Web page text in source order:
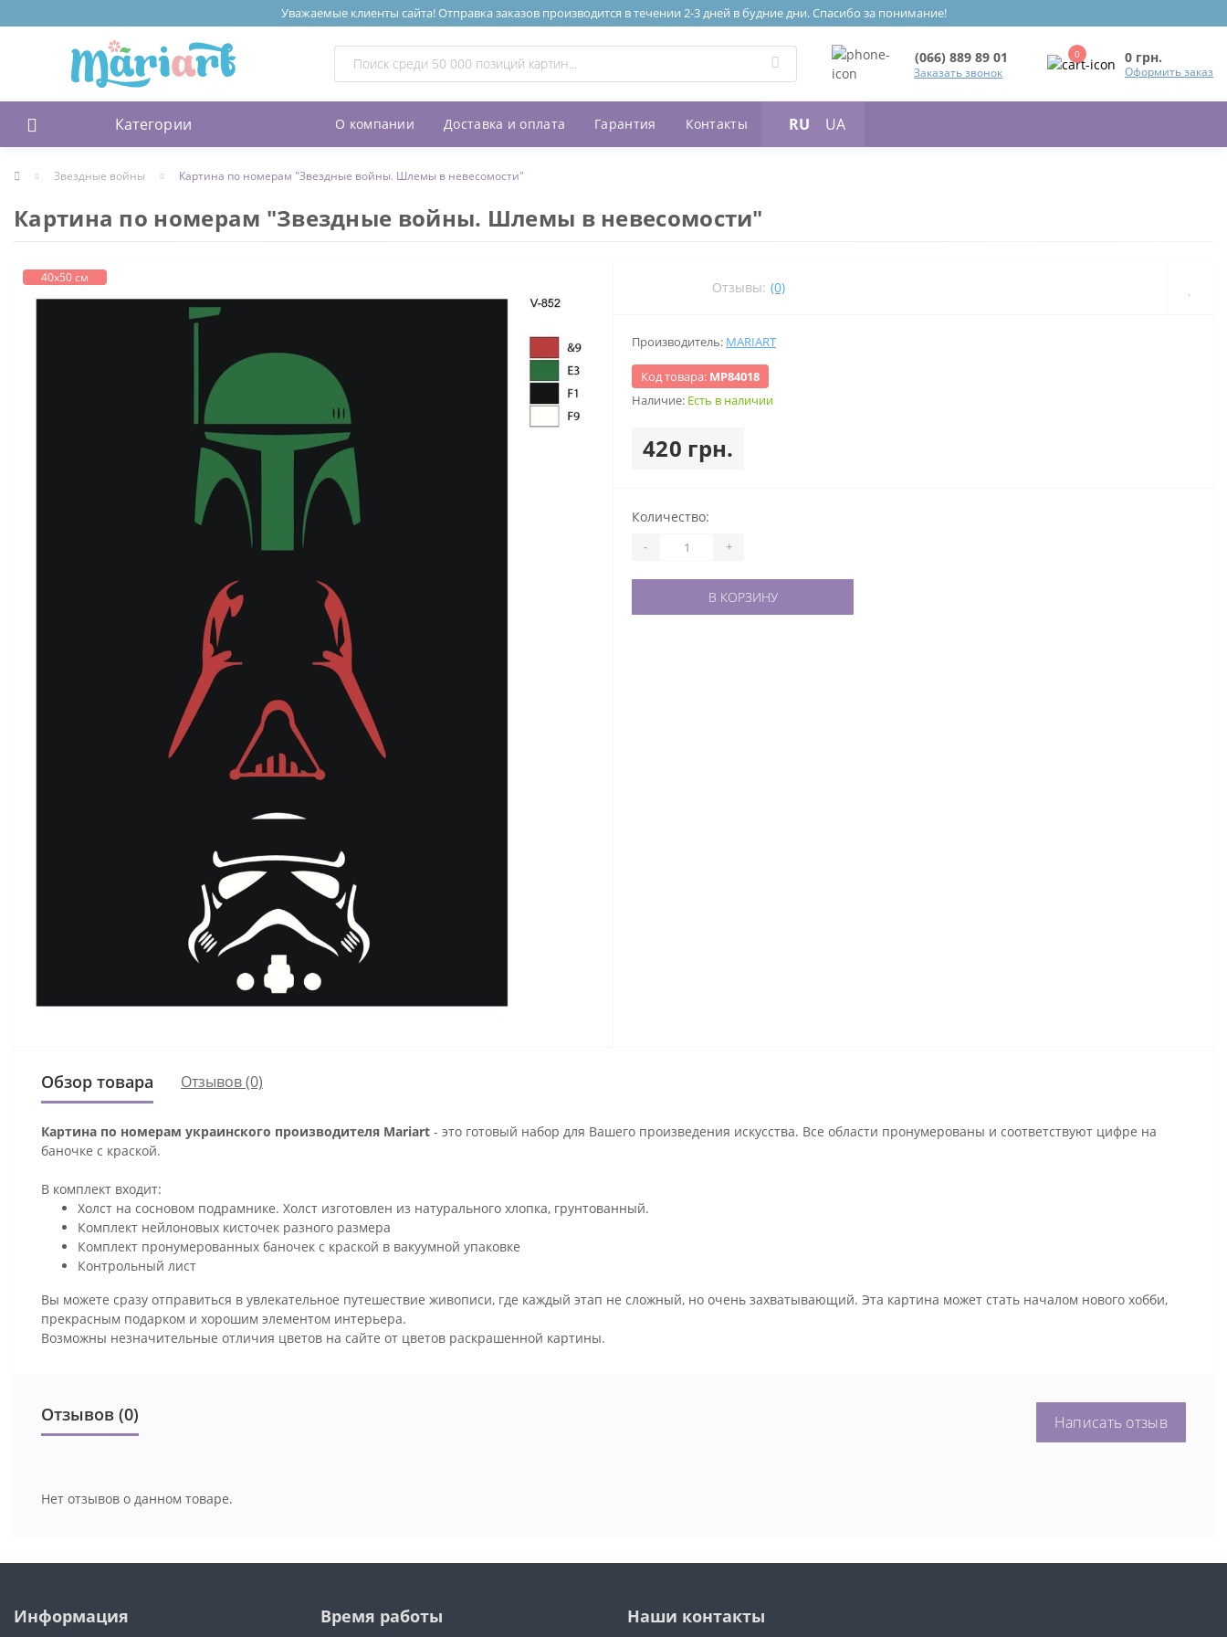
Уважаемые клиенты сайта! Отправка заказов производится в течении 2-3 дней в будние дни. Спасибо за понимание!
(066) 889 89 01
Заказать звонок
0 0 грн.
Оформить заказ
Категории О компании Доставка и оплата Гарантия Контакты RU UA
Звездные войны Картина по номерам "Звездные войны. Шлемы в невесомости"
Картина по номерам "Звездные войны. Шлемы в невесомости"
40х50 см
Отзывы: (0)
Производитель: MARIART
Код товара: МР84018
Наличие: Есть в наличии
420 грн.
Количество:
- +
В КОРЗИНУ
Обзор товара Отзывов (0)
Картина по номерам украинского производителя Mariart - это готовый набор для Вашего произведения искусства. Все области пронумерованы и соответствуют цифре на
баночке с краской.
В комплект входит:
Холст на сосновом подрамнике. Холст изготовлен из натурального хлопка, грунтованный.
Комплект нейлоновых кисточек разного размера
Комплект пронумерованных баночек с краской в вакуумной упаковке
Контрольный лист
Вы можете сразу отправиться в увлекательное путешествие живописи, где каждый этап не сложный, но очень захватывающий. Эта картина может стать началом нового хобби,
прекрасным подарком и хорошим элементом интерьера.
Возможны незначительные отличия цветов на сайте от цветов раскрашенной картины.
Отзывов (0) Написать отзыв
Нет отзывов о данном товаре.
Информация Время работы Наши контакты